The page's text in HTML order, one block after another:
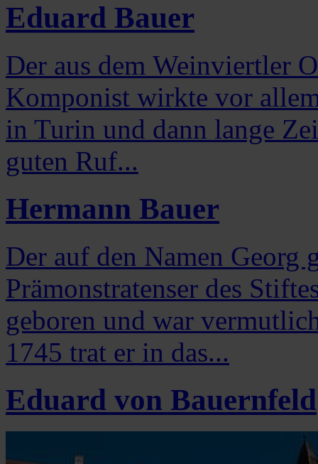
Eduard Bauer
Der aus dem Weinviertler
Komponist wirkte vor
in Turin und dann lange
guten Ruf...
Hermann Bauer
Der auf den Namen Georg
Prämonstratenser des
geboren und war
1745 trat er in das...
Eduard von Bauernfeld